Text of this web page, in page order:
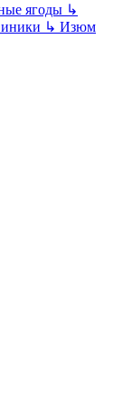
ягоды ↳
↳ Изюм